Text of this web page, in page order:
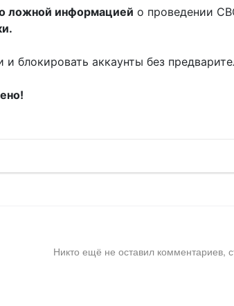
ложной информацией о проведении
блокировать аккаунты без
Никто ещё не оставил комментариев,